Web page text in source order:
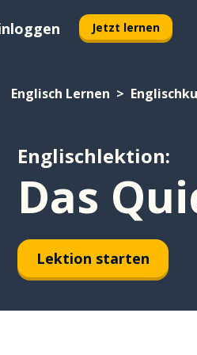
Jetzt lernen
Englisch Lernen
Englischlektion:
Das
Lektion starten